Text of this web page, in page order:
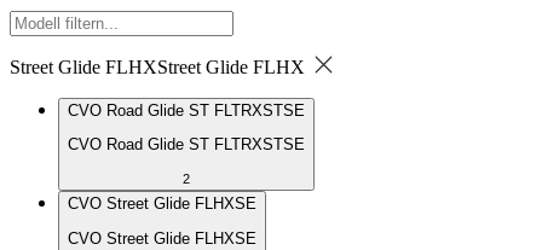
Street Glide FLHXStreet Glide FLHX
CVO Road Glide ST FLTRXSTSE
CVO Road Glide ST FLTRXSTSE
2
CVO Street Glide FLHXSE
CVO Street Glide FLHXSE